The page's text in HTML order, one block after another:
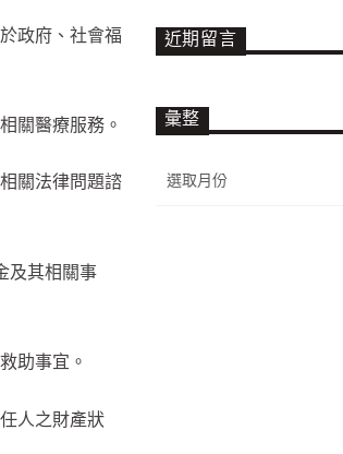
政府、社會福
關醫療服務。
關法律問題諮
及其相關事
助事宜。
人之財產狀
近期留言
彙整
整